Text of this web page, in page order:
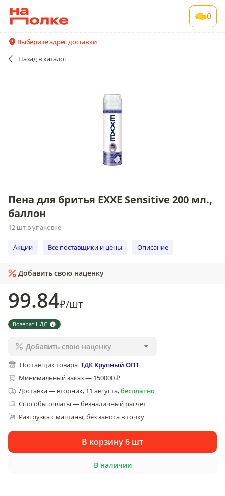
0
Выберите адрес доставки
Назад в каталог
Пена для бритья EXXE Sensitive 200 мл.,
баллон
Пена для бритья EXXE Sensitive 200 мл.,
баллон
12 шт в упаковке
Акции Все поставщики и цены Описание
Добавить свою наценку
99.84₽/шт
Возврат НДС
Добавить свою наценку
Поставщик товара ТДК Крупный ОПТ
Минимальный заказ — 150000 ₽
Доставка— вторник, 11 августа,бесплатно
Способы оплаты — безналичный расчет
Разгрузка с машины, без заноса в точку
В корзину 6 шт
В наличии